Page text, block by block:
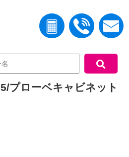
プローベキャビネット